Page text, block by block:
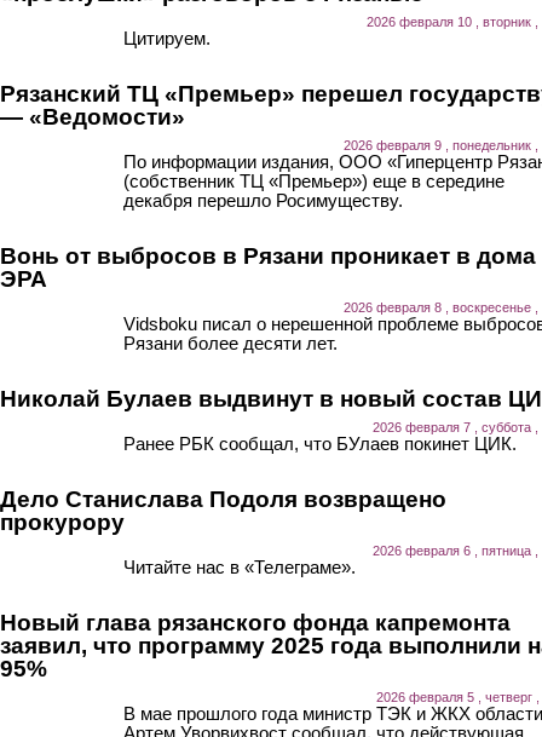
2026 февраля 10 , вторник ,
Цитируем.
Рязанский ТЦ «Премьер» перешел
— «Ведомости»
2026 февраля 9 , понедельник ,
По информации издания, ООО «Гиперцентр
(собственник ТЦ «Премьер») еще в середине
декабря перешло Росимуществу.
Вонь от выбросов в Рязани проникает в
ЭРА
2026 февраля 8 , воскресенье ,
Vidsboku писал о нерешенной проблеме
Рязани более десяти лет.
Николай Булаев выдвинут в новый состав
2026 февраля 7 , суббота ,
Ранее РБК сообщал, что БУлаев покинет ЦИК.
Дело Станислава Подоля возвращено
прокурору
2026 февраля 6 , пятница ,
Читайте нас в «Телеграме».
Новый глава рязанского фонда капремонта
заявил, что программу 2025 года выполнили
95%
2026 февраля 5 , четверг ,
В мае прошлого года министр ТЭК и ЖКХ области
Артем Уворвихвост сообщал, что действующая